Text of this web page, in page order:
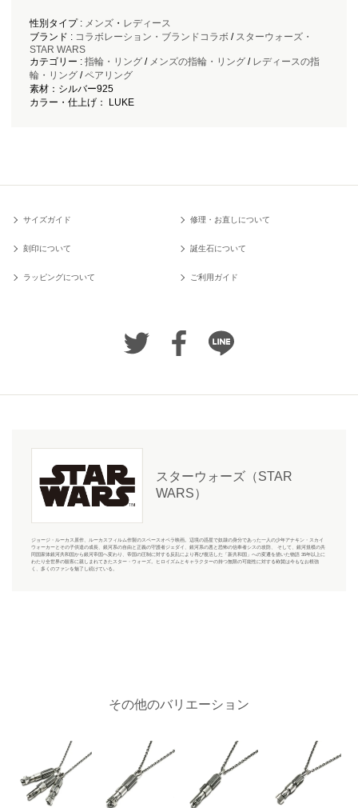
性別タイプ : メンズ・ レディース
ブランド : コラボレーション・ブランドコラボ/ スターウォーズ・
STAR WARS
カテゴリー : 指輪・リング/ メンズの指輪・リング/ レディースの指
輪・リング/ペアリング
素材：シルバー925
カラー・仕上げ： LUKE
サイズガイド 修理・お直しについて
刻印について 誕生石について
ラッピングについて ご利用ガイド
スターウォーズ（STAR
WARS）
ジョージ・ルーカス原作、ルーカスフィルム作製のスペースオペラ映画。辺境の惑星で奴隷の身分であった一人の少年アナキン・スカイ
ウォーカーとその子供達の成長、銀河系の自由と正義の守護者ジェダイ、銀河系の悪と恐怖の信奉者シスの攻防、 そして、銀河規模の共
同国家体銀河共和国から銀河帝国へ変わり、帝国の圧制に対する反乱により再び復活した「新共和国」への変遷を描いた物語 35年以上に
わたり全世界の観客に親しまれてきたスター・ウォーズ。ヒロイズムとキャラクターの持つ無限の可能性に対する称賛は今もなお根強
く、多くのファンを魅了し続けている。
その他のバリエーション